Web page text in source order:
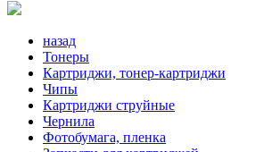
назад
Тонеры
Картриджи, тонер-картриджи
Чипы
Картриджи струйные
Чернила
Фотобумага, пленка